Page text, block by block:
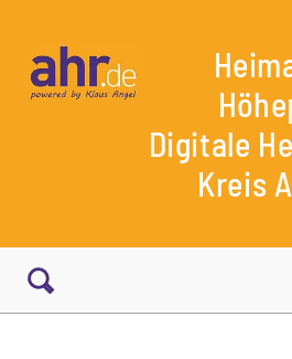
Digitale
Kreis